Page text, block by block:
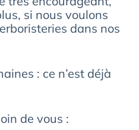
si nous voulons
dans nos
: ce n’est déjà
de vous :